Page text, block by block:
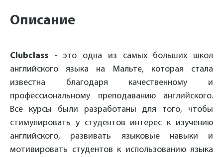
Описание
Clubclass - это одна из самых больших школ
английского языка на Мальте, которая стала
известна благодаря качественному и
профессиональному преподаванию английского.
Все курсы были разработаны для того, чтобы
стимулировать у студентов интерес к изучению
английского, развивать языковые навыки и
мотивировать студентов к использованию языка